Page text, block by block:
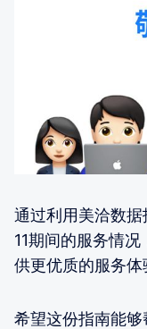
通过利用美洽数
11期间的服务情
供更优质的服务体
希望这份指南能